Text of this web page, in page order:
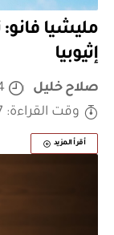
مليشيا فانو:
إثيوبيا
صلاح خليل
وقت القراءة: 7 دقيقة
أقرأ المزيد